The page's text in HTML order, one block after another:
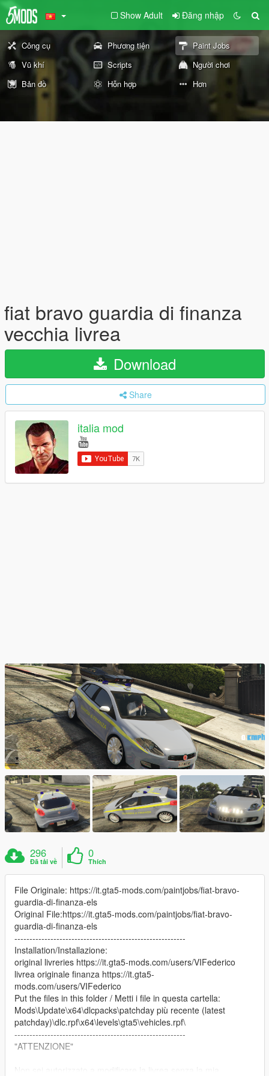
Show Adult Đăng nhập
Công cụ Phương tiện
Paint Jobs
Vũ khí
Scripts
Người chơi
Bản đồ
Hỗn hợp Hơn
fiat bravo guardia di finanza
vecchia livrea
Download
Share
italia mod
296
Đã tải về
0
Thích
File Originale: https://it.gta5-mods.com/paintjobs/fiat-bravo-
guardia-di-finanza-els
Original File:https://it.gta5-mods.com/paintjobs/fiat-bravo-
guardia-di-finanza-els
---------------------------------------------------------
Installation/Installazione:
original livreries https://it.gta5-mods.com/users/VIFederico
livrea originale finanza https://it.gta5-
mods.com/users/VIFederico
Put the files in this folder / Metti i file in questa cartella:
Mods\Update\x64\dlcpacks\patchday più recente (latest
patchday)\dlc.rpf\x64\levels\gta5\vehicles.rpf\
---------------------------------------------------------
"ATTENZIONE"